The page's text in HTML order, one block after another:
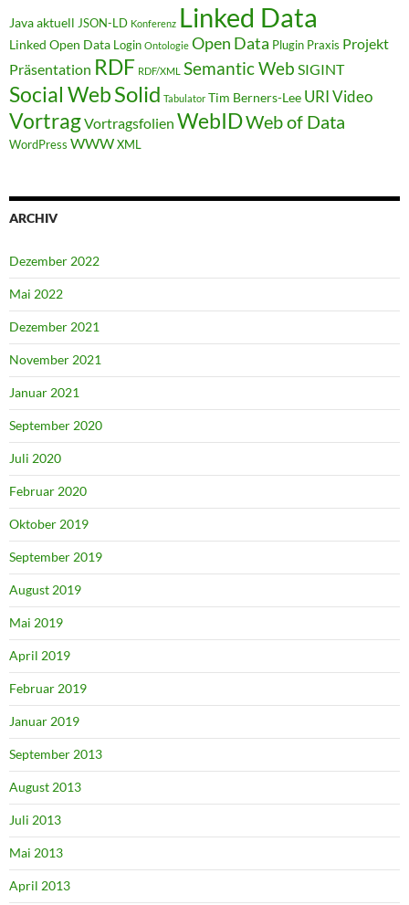
Java aktuell JSON-LD Konferenz Linked Data
Linked Open Data Login Ontologie Open Data Plugin Praxis Projekt
Präsentation RDF RDF/XML Semantic Web SIGINT
Social WebSolid Tabulator Tim Berners-Lee URIVideo
VortragVortragsfolien WebIDWeb of Data
WordPress WWWXML
ARCHIV
Dezember 2022
Mai 2022
Dezember 2021
November 2021
Januar 2021
September 2020
Juli 2020
Februar 2020
Oktober 2019
September 2019
August 2019
Mai 2019
April 2019
Februar 2019
Januar 2019
September 2013
August 2013
Juli 2013
Mai 2013
April 2013